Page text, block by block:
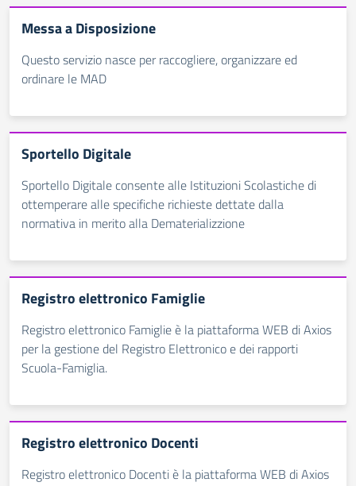
Messa a Disposizione
Questo servizio nasce per raccogliere, organizzare ed
ordinare le MAD
Sportello Digitale
Sportello Digitale consente alle Istituzioni Scolastiche di
ottemperare alle specifiche richieste dettate dalla
normativa in merito alla Dematerializzione
Registro elettronico Famiglie
Registro elettronico Famiglie è la piattaforma WEB di Axios
per la gestione del Registro Elettronico e dei rapporti
Scuola-Famiglia.
Registro elettronico Docenti
Registro elettronico Docenti è la piattaforma WEB di Axios